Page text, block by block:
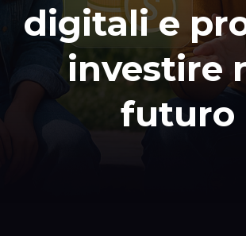
digitali e
investire
futuro